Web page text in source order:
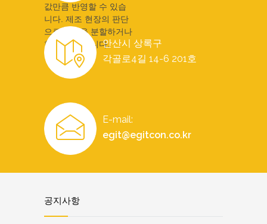
값만큼 반영할 수 있습
니다. 제조 현장의 판단
으로 작업을 분할하거나
합칠 수 있습니다.안산시 상록구
각골로4길 14-6 201호
E-mail:
egit@egitcon.co.kr
공지사항